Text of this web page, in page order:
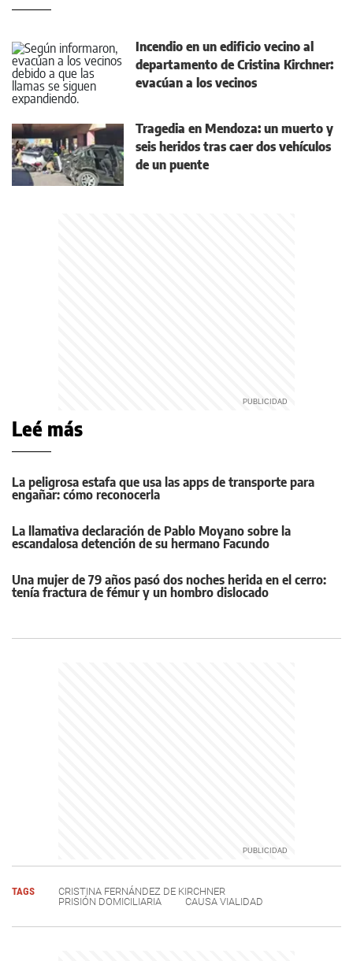
Incendio en un edificio vecino al
departamento de Cristina Kirchner:
evacúan a los vecinos
Tragedia en Mendoza: un muerto y
seis heridos tras caer dos vehículos
de un puente
Leé más
La peligrosa estafa que usa las apps de transporte para
engañar: cómo reconocerla
La llamativa declaración de Pablo Moyano sobre la
escandalosa detención de su hermano Facundo
Una mujer de 79 años pasó dos noches herida en el cerro:
tenía fractura de fémur y un hombro dislocado
TAGS
CRISTINA FERNÁNDEZ DE KIRCHNER
PRISIÓN DOMICILIARIA
CAUSA VIALIDAD